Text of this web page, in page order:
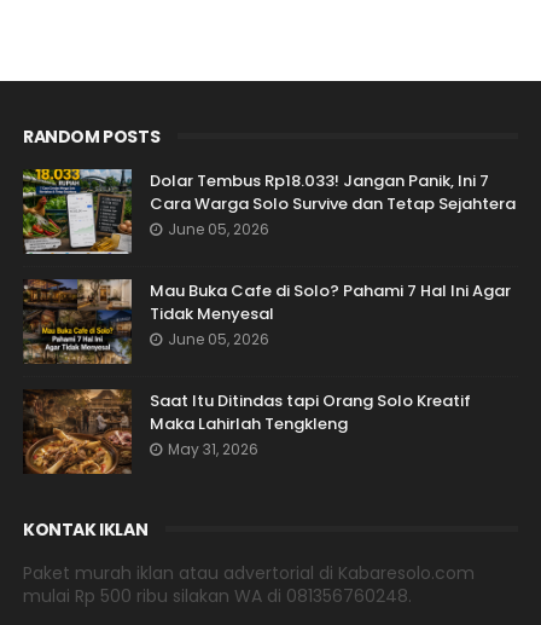
RANDOM POSTS
Dolar Tembus Rp18.033! Jangan Panik, Ini 7
Cara Warga Solo Survive dan Tetap Sejahtera
June 05, 2026
Mau Buka Cafe di Solo? Pahami 7 Hal Ini Agar
Tidak Menyesal
June 05, 2026
Saat Itu Ditindas tapi Orang Solo Kreatif
Maka Lahirlah Tengkleng
May 31, 2026
KONTAK IKLAN
Paket murah iklan atau advertorial di Kabaresolo.com
mulai Rp 500 ribu silakan WA di 081356760248.